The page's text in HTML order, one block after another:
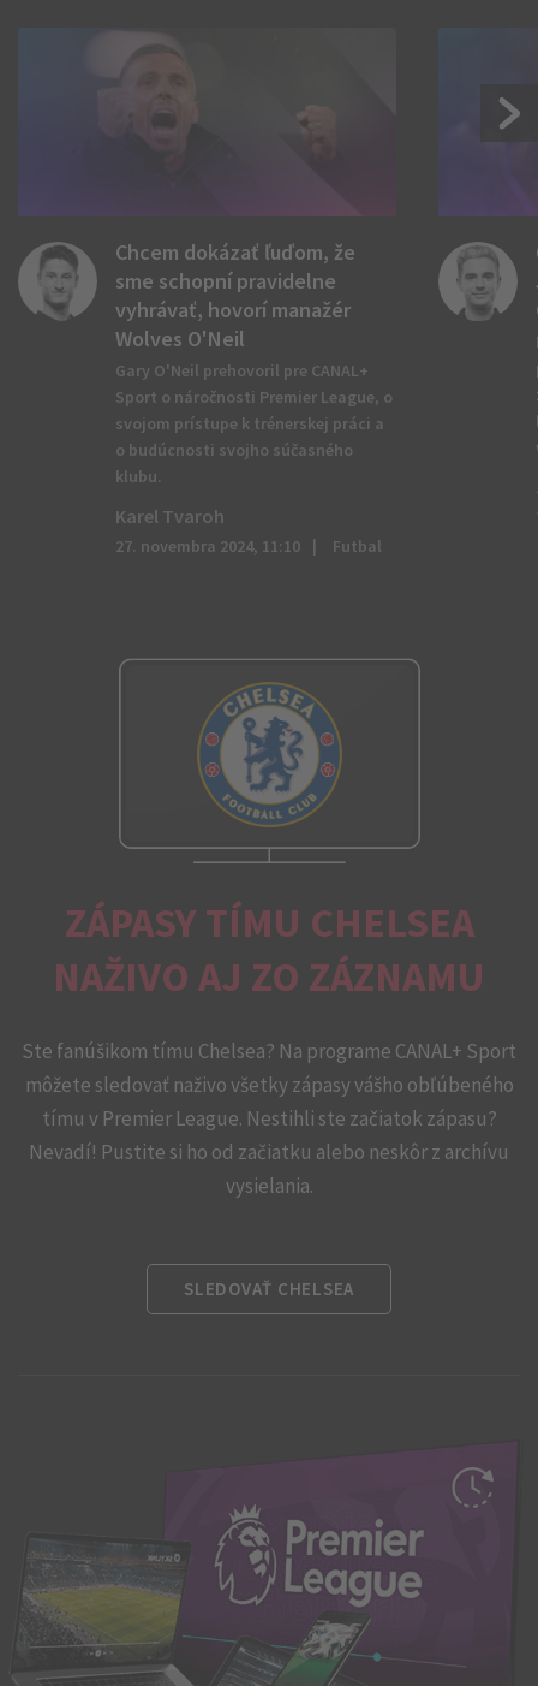
Chcem dokázať ľuďom, že
sme schopní pravidelne
vyhrávať, hovorí manažér
Wolves O'Neil
Gary O'Neil prehovoril pre CANAL+
Sport o náročnosti Premier League, o
svojom prístupe k trénerskej práci a
o budúcnosti svojho súčasného
klubu.
Karel Tvaroh
27. novembra 2024, 11:10 Futbal
ZÁPASY TÍMU CHELSEA
NAŽIVO AJ ZO ZÁZNAMU
Ste fanúšikom tímu Chelsea? Na programe CANAL+ Sport
môžete sledovať naživo všetky zápasy vášho obľúbeného
tímu v Premier League. Nestihli ste začiatok zápasu?
Nevadí! Pustite si ho od začiatku alebo neskôr z archívu
vysielania.
SLEDOVAŤ CHELSEA